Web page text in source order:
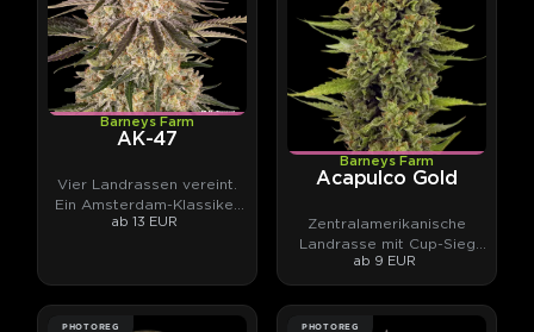
Barneys Farm
AK-47
Vier Landrassen vereint.
Ein Amsterdam-Klassiker
mit 26 % THC-Potential.
ab 13 EUR
Barneys Farm
Acapulco Gold
Zentralamerikanische
Landrasse mit Cup-Sieg
und Fruchtcocktail-Aroma
ab 9 EUR
PHOTOREG PHOTOREG